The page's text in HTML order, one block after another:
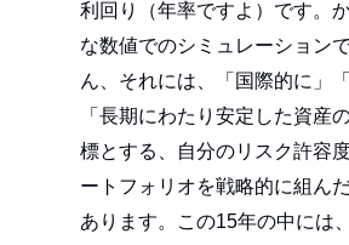
利回り（年率ですよ）です。
な数値でのシミュレーション
ん、それには、「国際的に」
「長期にわたり安定した資産
標とする、自分のリスク許容
ートフォリオを戦略的に組ん
あります。この15年の中には